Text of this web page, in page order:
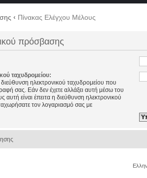
‹ Πίνακας Ελέγχου Μέλους
πρόσβασης
ταχυδρομείου:
διεύθυνση ηλεκτρονικού ταχυδρομείου που
σας. Εάν δεν έχετε αλλάξει αυτή μέσω του
αυτή είναι έπειτα η διεύθυνση ηλεκτρονικού
τον λογαριασμό σας με